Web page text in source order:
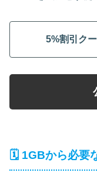
5%割引ク
🗓️ 1GBから必要